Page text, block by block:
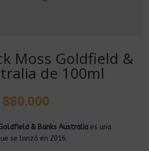
Moss Goldfield &
de 100ml
880.000
& Banks Australia es una
se lanzó en 2016.